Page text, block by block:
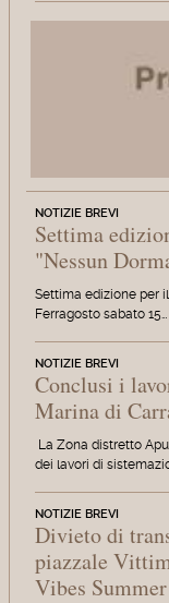
NOTIZIE BREVI
Settima
"Nessun
Settima edizione per
Ferragosto sabato 15…
NOTIZIE BREVI
Conclusi i
Marina di
La Zona distretto
dei lavori di
NOTIZIE BREVI
Divieto di
piazzale
Vibes